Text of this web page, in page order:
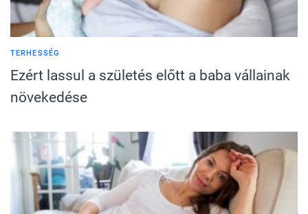
TERHESSÉG
Ezért lassul a születés előtt a baba vállainak
növekedése